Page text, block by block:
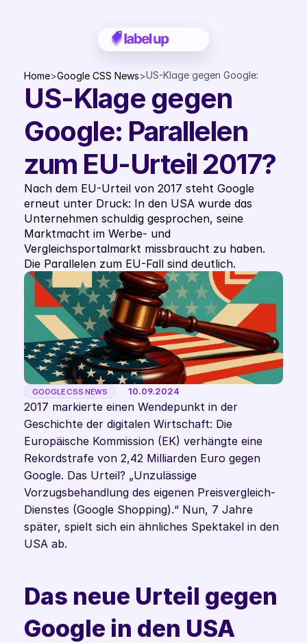
Home>Google CSS News>US-Klage gegen Google:
2017?
US-Klage gegen
Google: Parallelen
zum EU-Urteil 2017?
Nach dem EU-Urteil von 2017 steht Google
erneut unter Druck: In den USA wurde das
Unternehmen schuldig gesprochen, seine
Marktmacht im Werbe- und
Vergleichsportalmarkt missbraucht zu haben.
Die Parallelen zum EU-Fall sind deutlich.
GOOGLE CSS NEWS 10.09.2024
2017 markierte einen Wendepunkt in der
Geschichte der digitalen Wirtschaft: Die
Europäische Kommission (EK) verhängte eine
Rekordstrafe von 2,42 Milliarden Euro gegen
Google. Das Urteil? „Unzulässige
Vorzugsbehandlung des eigenen Preisvergleich-
Dienstes (Google Shopping).“ Nun, 7 Jahre
später, spielt sich ein ähnliches Spektakel in den
USA ab.
Das neue Urteil gegen
Google in den USA